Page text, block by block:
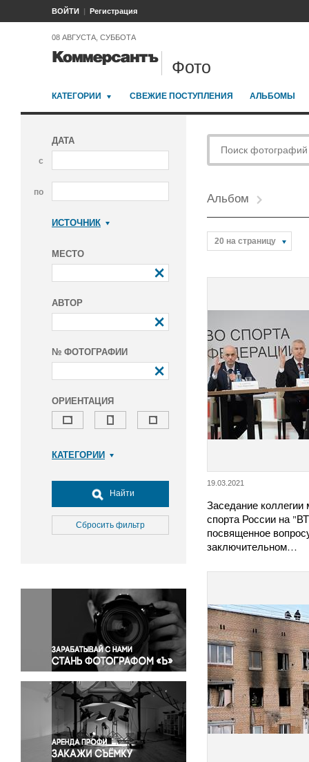
ВОЙТИ Регистрация
08 АВГУСТА, СУББОТА
Фото
КАТЕГОРИИ СВЕЖИЕ ПОСТУПЛЕНИЯ АЛЬБОМЫ
ДАТА
с
по
ИСТОЧНИК
МЕСТО
АВТОР
№ ФОТОГРАФИИ
ОРИЕНТАЦИЯ
КАТЕГОРИИ
Досуг, туризм и отдых
Культура
Медицина
Окружающая среда
Политика
Правосудие
Происшествия и конфликты
Религия
Светская жизнь
Спорт
Экология
Экономика и бизнес
Найти
Сбросить фильтр
Альбом
20 на страницу
19.03.2021
Заседание коллегии
спорта России на
посвященное
заключительном…